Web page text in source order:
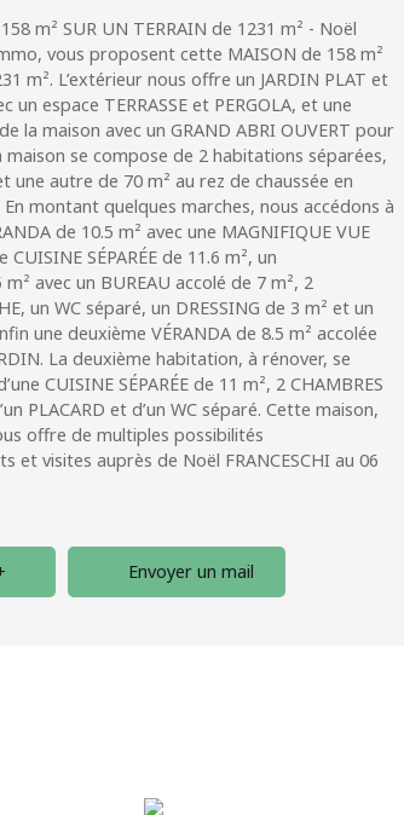
m² SUR UN TERRAIN de 1231 m² - Noël
vous proposent cette MAISON de 158 m²
m². L’extérieur nous offre un JARDIN PLAT et
un espace TERRASSE et PERGOLA, et une
la maison avec un GRAND ABRI OUVERT pour
se compose de 2 habitations séparées,
une autre de 70 m² au rez de chaussée en
montant quelques marches, nous accédons à
de 10.5 m² avec une MAGNIFIQUE VUE
CUISINE SÉPARÉE de 11.6 m², un
m² avec un BUREAU accolé de 7 m², 2
un WC séparé, un DRESSING de 3 m² et un
une deuxième VÉRANDA de 8.5 m² accolée
La deuxième habitation, à rénover, se
CUISINE SÉPARÉE de 11 m², 2 CHAMBRES
PLACARD et d’un WC séparé. Cette maison,
offre de multiples possibilités
et visites auprès de Noël FRANCESCHI au 06
Envoyer un mail